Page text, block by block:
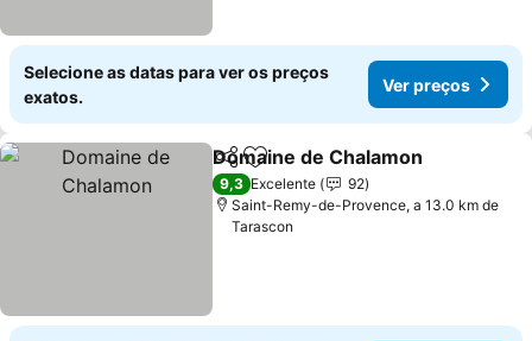
Selecione as datas para ver os preços
exatos.
Ver preços
PartilharAdicionar aos favoritos
Domaine de Chalamon
9,3 Excelente
92
Saint-Remy-de-Provence, a 13.0 km de
Tarascon